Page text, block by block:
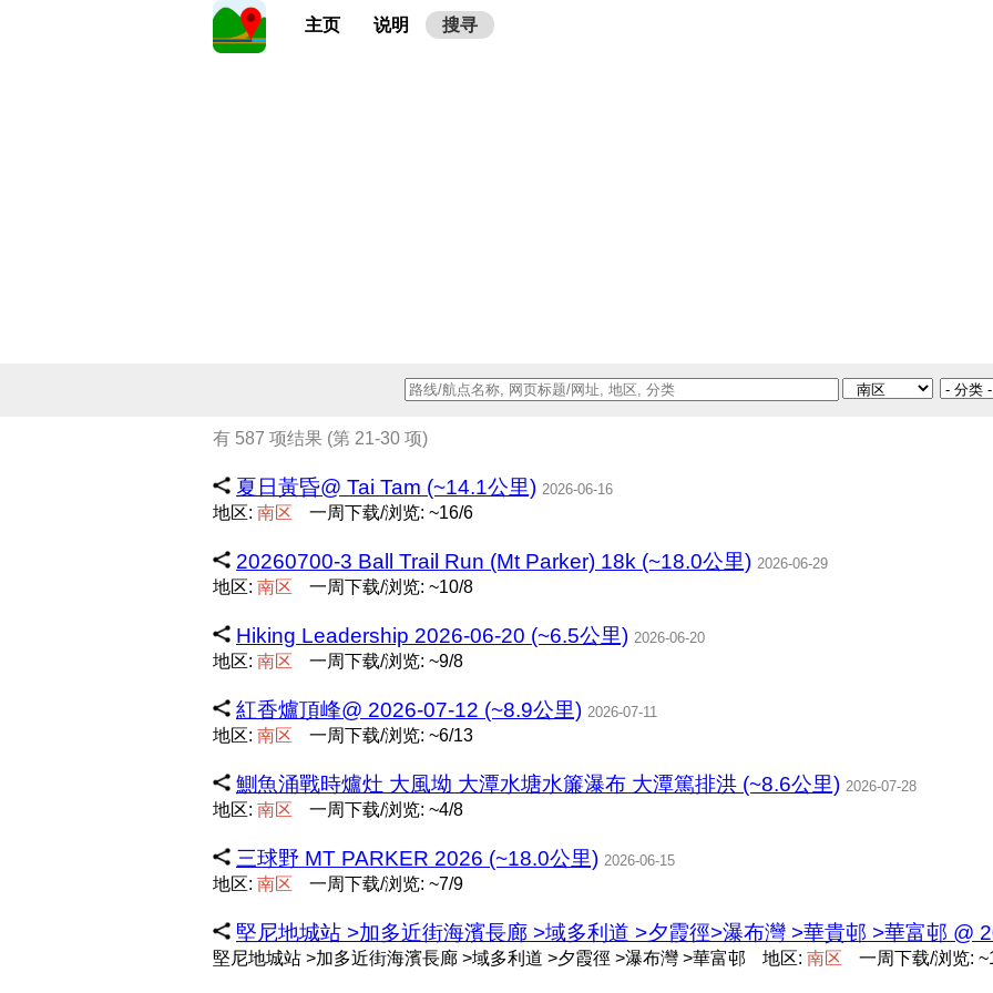
主页 说明 搜寻
有 587 项结果 (第 21-30 项)
夏日黃昏@ Tai Tam (~14.1公里) 2026-06-16
地区: 南区 一周下载/浏览: ~16/6
20260700-3 Ball Trail Run (Mt Parker) 18k (~18.0公里) 2026-06-29
地区: 南区 一周下载/浏览: ~10/8
Hiking Leadership 2026-06-20 (~6.5公里) 2026-06-20
地区: 南区 一周下载/浏览: ~9/8
紅香爐頂峰@ 2026-07-12 (~8.9公里) 2026-07-11
地区: 南区 一周下载/浏览: ~6/13
鰂魚涌戰時爐灶 大風坳 大潭水塘水簾瀑布 大潭篤排洪 (~8.6公里) 2026-07-28
地区: 南区 一周下载/浏览: ~4/8
三球野 MT PARKER 2026 (~18.0公里) 2026-06-15
地区: 南区 一周下载/浏览: ~7/9
堅尼地城站 >加多近街海濱長廊 >域多利道 >夕霞徑>瀑布灣 >華貴邨 >華富邨 @
堅尼地城站 >加多近街海濱長廊 >域多利道 >夕霞徑 >瀑布灣 >華富邨 地区: 南区 一周下载/浏览: